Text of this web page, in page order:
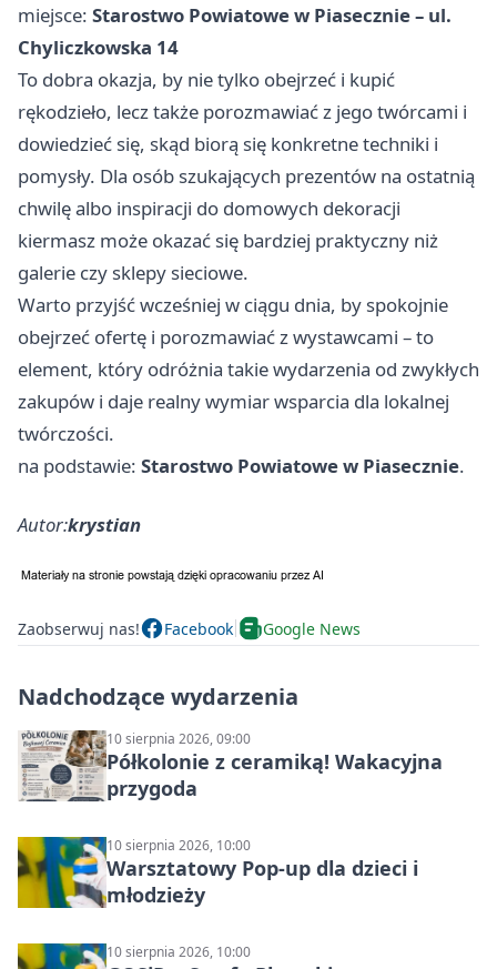
miejsce: Starostwo Powiatowe w Piasecznie – ul.
Chyliczkowska 14
To dobra okazja, by nie tylko obejrzeć i kupić
rękodzieło, lecz także porozmawiać z jego twórcami i
dowiedzieć się, skąd biorą się konkretne techniki i
pomysły. Dla osób szukających prezentów na ostatnią
chwilę albo inspiracji do domowych dekoracji
kiermasz może okazać się bardziej praktyczny niż
galerie czy sklepy sieciowe.
Warto przyjść wcześniej w ciągu dnia, by spokojnie
obejrzeć ofertę i porozmawiać z wystawcami – to
element, który odróżnia takie wydarzenia od zwykłych
zakupów i daje realny wymiar wsparcia dla lokalnej
twórczości.
na podstawie: Starostwo Powiatowe w Piasecznie.
Autor:krystian
Zaobserwuj nas! Facebook Google News
Nadchodzące wydarzenia
10 sierpnia 2026, 09:00
Półkolonie z ceramiką! Wakacyjna
przygoda
10 sierpnia 2026, 10:00
Warsztatowy Pop-up dla dzieci i
młodzieży
10 sierpnia 2026, 10:00